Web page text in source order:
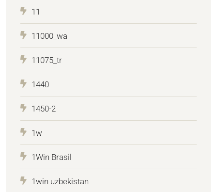
11
11000_wa
11075_tr
1440
1450-2
1w
1Win Brasil
1win uzbekistan